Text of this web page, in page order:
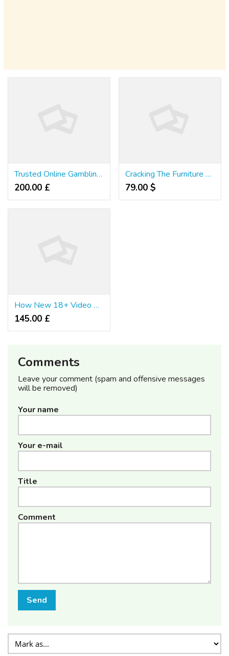
Trusted Online Gambling Agency Secrets 798681227753985987341583
200.00 £
Cracking The Furniture Singapore Secret
79.00 $
How New 18+ Video Platforms Are Improving the Way People Browse Content
145.00 £
Comments
Leave your comment (spam and offensive messages
will be removed)
Your name
Your e-mail
Title
Comment
Send